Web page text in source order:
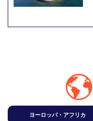
ヨーロッパ・アフリカ